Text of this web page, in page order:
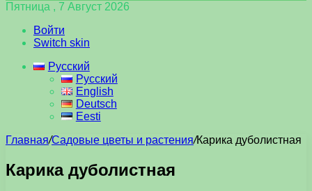
Пятница , 7 Август 2026
Войти
Switch skin
Русский
Русский
English
Deutsch
Eesti
Главная/Садовые цветы и растения/Карика дуболистная
Карика дуболистная